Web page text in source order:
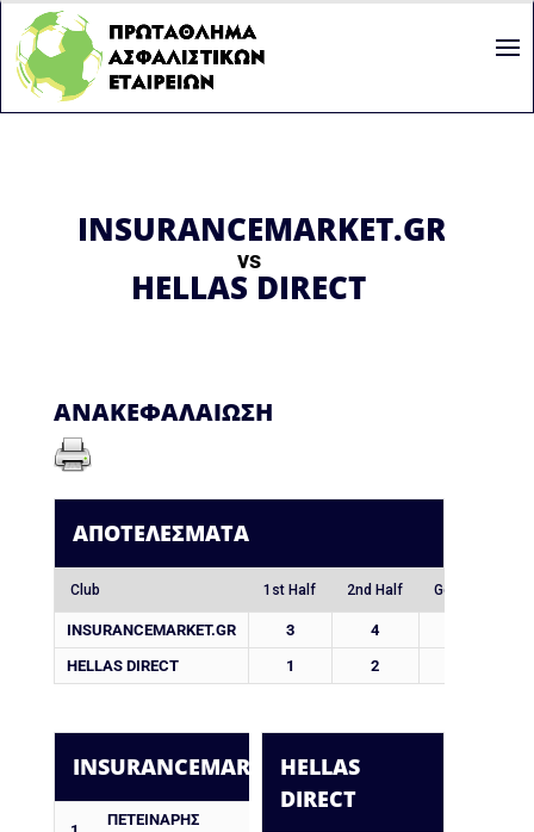
INSURANCEMARKET.GR
vs
HELLAS DIRECT
ΑΝΑΚΕΦΑΛΑΊΩΣΗ
ΑΠΟΤΕΛΈΣΜΑΤΑ
Club 1st Half 2nd Half Goals
INSURANCEMARKET.GR 3 4
HELLAS DIRECT
1 2
INSURANCEMARKET.GR
ΠΕΤΕΙΝΆΡΗΣ
HELLAS
DIRECT